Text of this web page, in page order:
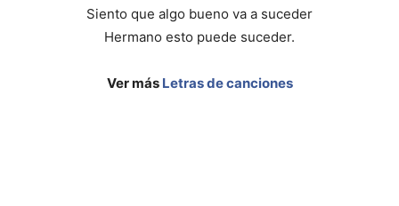
Siento que algo bueno va a suceder
Hermano esto puede suceder.
Ver más Letras de canciones